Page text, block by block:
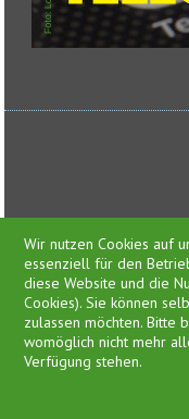
Feed-Einträge
Presse
Impressum
Datenschutzerklärung
Wir nutzen Cookies auf
essenziell für den
diese Website und die
Cookies). Sie können
zulassen möchten. Bitte
womöglich nicht mehr
Verfügung stehen.